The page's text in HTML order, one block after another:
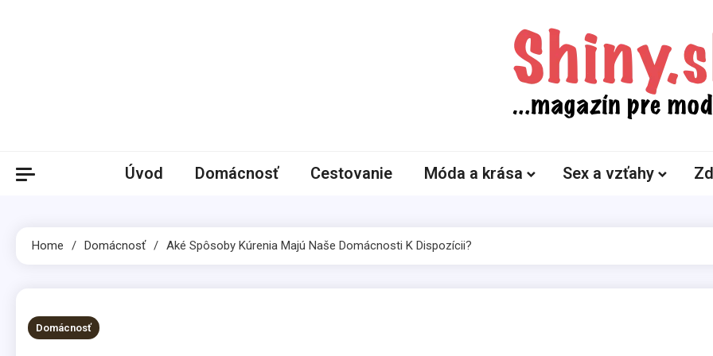
Úvod Domácnosť Cestovanie Móda a krása Sex a vzťahy
Home Domácnosť Aké Spôsoby Kúrenia Majú Naše Domácnosti K Dispozícii?
2 MINS READ
Domácnosť